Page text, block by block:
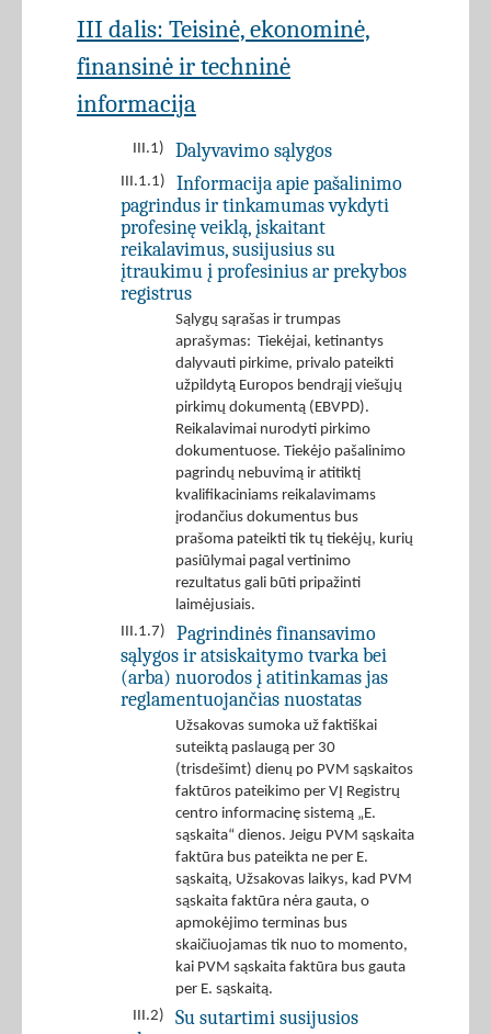
III dalis: Teisinė, ekonominė,
finansinė ir techninė
informacija
III.1) Dalyvavimo sąlygos
III.1.1)
Informacija apie pašalinimo
pagrindus ir tinkamumas vykdyti
profesinę veiklą, įskaitant
reikalavimus, susijusius su
įtraukimu į profesinius ar prekybos
registrus
Sąlygų sąrašas ir trumpas
aprašymas: Tiekėjai, ketinantys
dalyvauti pirkime, privalo pateikti
užpildytą Europos bendrąjį viešųjų
pirkimų dokumentą (EBVPD).
Reikalavimai nurodyti pirkimo
dokumentuose. Tiekėjo pašalinimo
pagrindų nebuvimą ir atitiktį
kvalifikaciniams reikalavimams
įrodančius dokumentus bus
prašoma pateikti tik tų tiekėjų, kurių
pasiūlymai pagal vertinimo
rezultatus gali būti pripažinti
laimėjusiais.
III.1.7)
Pagrindinės finansavimo
sąlygos ir atsiskaitymo tvarka bei
(arba) nuorodos į atitinkamas jas
reglamentuojančias nuostatas
Užsakovas sumoka už faktiškai
suteiktą paslaugą per 30
(trisdešimt) dienų po PVM sąskaitos
faktūros pateikimo per VĮ Registrų
centro informacinę sistemą „E.
sąskaita“ dienos. Jeigu PVM sąskaita
faktūra bus pateikta ne per E.
sąskaitą, Užsakovas laikys, kad PVM
sąskaita faktūra nėra gauta, o
apmokėjimo terminas bus
skaičiuojamas tik nuo to momento,
kai PVM sąskaita faktūra bus gauta
per E. sąskaitą.
III.2)
Su sutartimi susijusios